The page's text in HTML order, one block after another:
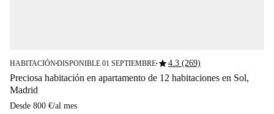
HABITACIÓN■DISPONIBLE 01 SEPTIEMBRE■star4.3 (269)
Preciosa habitación en apartamento de 12 habitaciones en Sol,
Madrid
Desde 800 €/al mes